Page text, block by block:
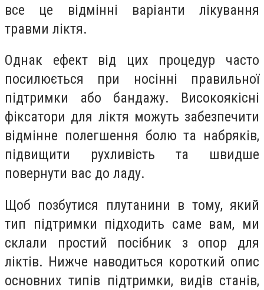
все це відмінні варіанти лікування
травми ліктя.
Однак ефект від цих процедур часто
посилюється при носінні правильної
підтримки або бандажу. Високоякісні
фіксатори для ліктя можуть забезпечити
відмінне полегшення болю та набряків,
підвищити рухливість та швидше
повернути вас до ладу.
Щоб позбутися плутанини в тому, який
тип підтримки підходить саме вам, ми
склали простий посібник з опор для
ліктів. Нижче наводиться короткий опис
основних типів підтримки, видів станів,